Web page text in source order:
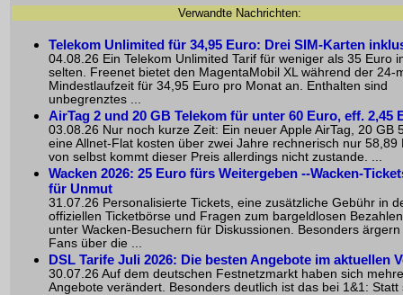
Verwandte Nachrichten:
Telekom Unlimited für 34,95 Euro: Drei SIM-Karten
04.08.26 Ein Telekom Unlimited Tarif für weniger als 35 Euro
selten. Freenet bietet den MagentaMobil XL während der 24-
Mindestlaufzeit für 34,95 Euro pro Monat an. Enthalten sind
unbegrenztes ...
AirTag 2 und 20 GB Telekom für unter 60 Euro, eff. 2,45
03.08.26 Nur noch kurze Zeit: Ein neuer Apple AirTag, 20 GB
eine Allnet-Flat kosten über zwei Jahre rechnerisch nur 58,89
von selbst kommt dieser Preis allerdings nicht zustande. ...
Wacken 2026: 25 Euro fürs Weitergeben --Wacken-
für Unmut
31.07.26 Personalisierte Tickets, eine zusätzliche Gebühr in
offiziellen Ticketbörse und Fragen zum bargeldlosen
unter Wacken-Besuchern für Diskussionen. Besonders
Fans über die ...
DSL Tarife Juli 2026: Die besten Angebote im aktuellen
30.07.26 Auf dem deutschen Festnetzmarkt haben sich
Angebote verändert. Besonders deutlich ist das bei 1&1: Statt